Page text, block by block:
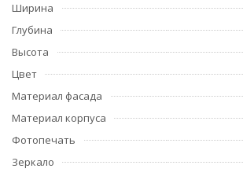
Ширина
Глубина
Высота
Цвет
Материал фасада
Материал корпуса
Фотопечать
Зеркало